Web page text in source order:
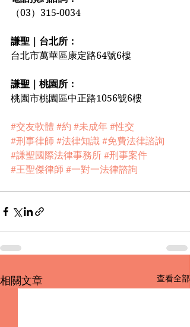
（03）315-0034
謙聖｜台北所：
台北市萬華區康定路64號6樓
謙聖｜桃園所：
桃園市桃園區中正路1056號6樓
#交友軟體 #約 #未成年 #性交
#刑事律師 #法律知識 #免費法律諮詢
#謙聖國際法律事務所 #刑事案件
#王聖傑律師 #一對一法律諮詢
相關文章 查看全部